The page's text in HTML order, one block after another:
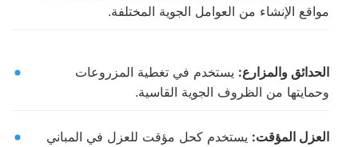
مواقع الإنشاء من العوامل الجوية المختلفة.
الحدائق والمزارع: يستخدم في تغطية المزروعات
وحمايتها من الظروف الجوية القاسية.
العزل المؤقت: يستخدم كحل مؤقت للعزل في المباني